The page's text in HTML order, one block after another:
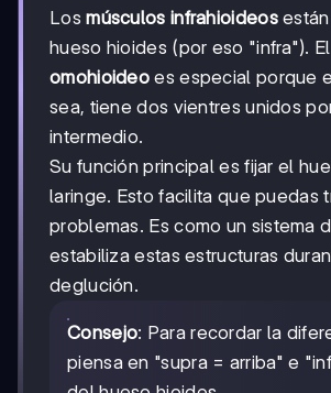
Losmúsculos infrahioideos
hueso hioides (por eso "infra"). El
omohioideo es especial porque
sea, tiene dos vientres unidos
intermedio.
Su función principal es fijar el
laringe. Esto facilita que puedas
problemas. Es como un sistema
estabiliza estas estructuras
deglución.
Consejo: Para recordar la
piensa en "supra = arriba" e